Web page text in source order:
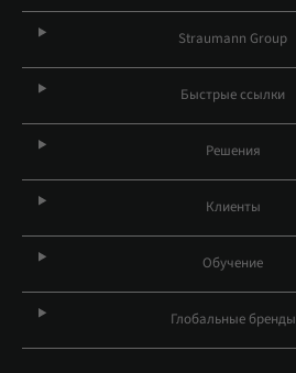
Straumann Group
Быстрые ссылки
Решения
Клиенты
Обучение
Глобальные бренды